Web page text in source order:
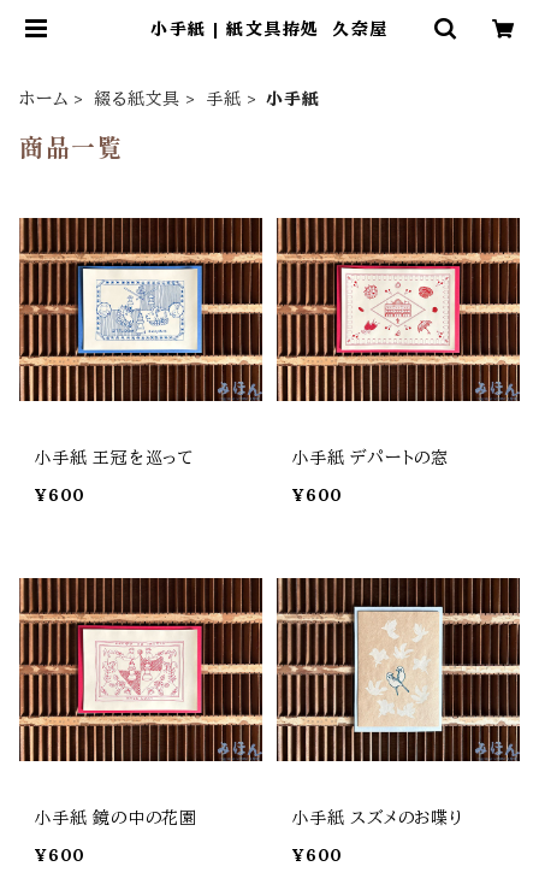
小手紙 | 紙文具拵処 久奈屋
ホーム 綴る紙文具 手紙 小手紙
商品一覧
小手紙 王冠を巡って
¥600
小手紙 デパートの窓
¥600
小手紙 鏡の中の花園
¥600
小手紙 スズメのお喋り
¥600